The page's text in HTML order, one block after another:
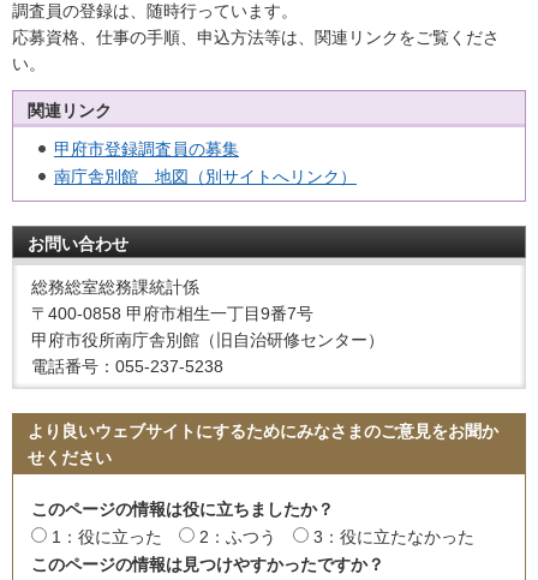
調査員の登録は、随時行っています。
応募資格、仕事の手順、申込方法等は、関連リンクをご覧くださ
い。
関連リンク
甲府市登録調査員の募集
南庁舎別館 地図（別サイトへリンク）
お問い合わせ
総務総室総務課統計係
〒400-0858 甲府市相生一丁目9番7号
甲府市役所南庁舎別館（旧自治研修センター）
電話番号：055-237-5238
より良いウェブサイトにするためにみなさまのご意見をお聞か
せください
このページの情報は役に立ちましたか？
1：役に立った
2：ふつう
3：役に立たなかった
このページの情報は見つけやすかったですか？